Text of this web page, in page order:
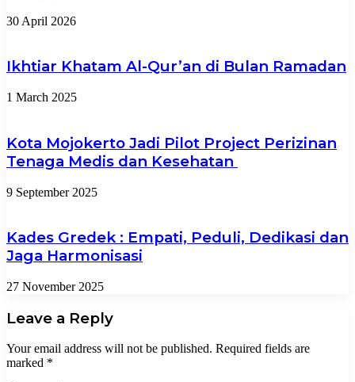
30 April 2026
Ikhtiar Khatam Al-Qur’an di Bulan Ramadan
1 March 2025
Kota Mojokerto Jadi Pilot Project Perizinan
Tenaga Medis dan Kesehatan
9 September 2025
Kades Gredek : Empati, Peduli, Dedikasi dan
Jaga Harmonisasi
27 November 2025
Leave a Reply
Your email address will not be published. Required fields are
marked *